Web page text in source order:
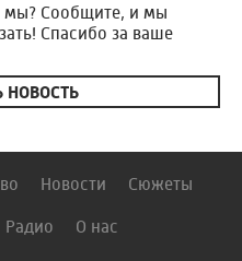
мы? Сообщите, и мы
Спасибо за ваше
Новости Сюжеты
Радио О нас